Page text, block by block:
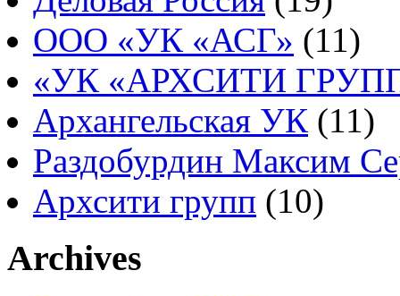
ООО «УК «АСГ» (11)
«УК «АРХСИТИ
Архангельская УК (11)
Раздобурдин Максим
Архсити групп (10)
Archives